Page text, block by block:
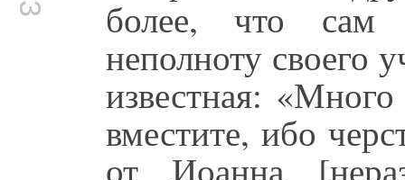
более, что сам
неполноту своего
известная:
вместите, ибо
от Иоанна